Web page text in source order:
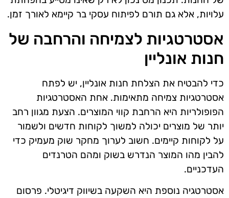
עלויות, אלא גם תורם לפיתוח עסקי בר קיימא לאורך זמן.
אסטרטגיות לצמיחה והרחבה של
חנות אונליין
כדי להבטיח את הצלחת חנות אונליין, יש לפתח
אסטרטגיות צמיחה מתאימות. אחת האסטרטגיות
הפופולריות היא הרחבת קווי המוצרים. הצעת מגוון רחב
יותר של מוצרים יכולה למשוך לקוחות חדשים ולשמור
על לקוחות קיימים. חשוב לערוך מחקר שוק מעמיק כדי
להבין מהו המוצר הנדרש בשוק ומהם הטרנדים
העדכניים.
אסטרטגיה נוספת היא השקעה בשיווק דיגיטלי. פרסום